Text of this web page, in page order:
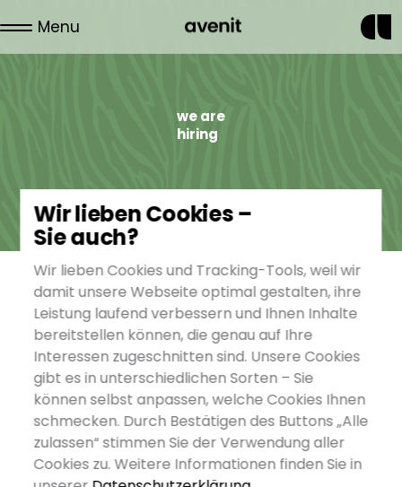
Wir lieben Cookies –
Sie auch?
Wir lieben Cookies und Tracking-Tools, weil wir
damit unsere Webseite optimal gestalten, ihre
Leistung laufend verbessern und Ihnen Inhalte
bereitstellen können, die genau auf Ihre
Interessen zugeschnitten sind. Unsere Cookies
gibt es in unterschiedlichen Sorten – Sie
können selbst anpassen, welche Cookies Ihnen
schmecken. Durch Bestätigen des Buttons „Alle
zulassen“ stimmen Sie der Verwendung aller
Cookies zu. Weitere Informationen finden Sie in
we are
hiring
zur Übersicht
TYPO3 Support-Architekt
(w/m/d) – Gestalte mit uns die
digitale Zukunft
ab sofort
Wir sind avenit – IT-Beratung,
Digitalagentur und KI-Pionier aus dem
Menu